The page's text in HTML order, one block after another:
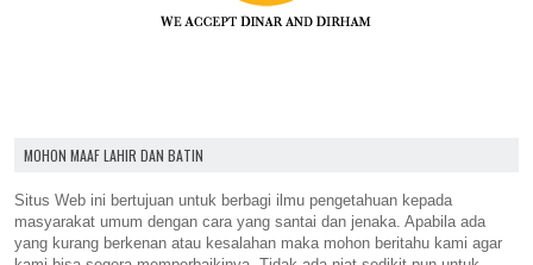
MOHON MAAF LAHIR DAN BATIN
Situs Web ini bertujuan untuk berbagi ilmu pengetahuan kepada
masyarakat umum dengan cara yang santai dan jenaka. Apabila ada
yang kurang berkenan atau kesalahan maka mohon beritahu kami agar